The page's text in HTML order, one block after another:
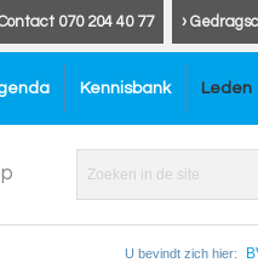
›
070 204 40 77
Kennisbank Leden
U bevindt zich hier: